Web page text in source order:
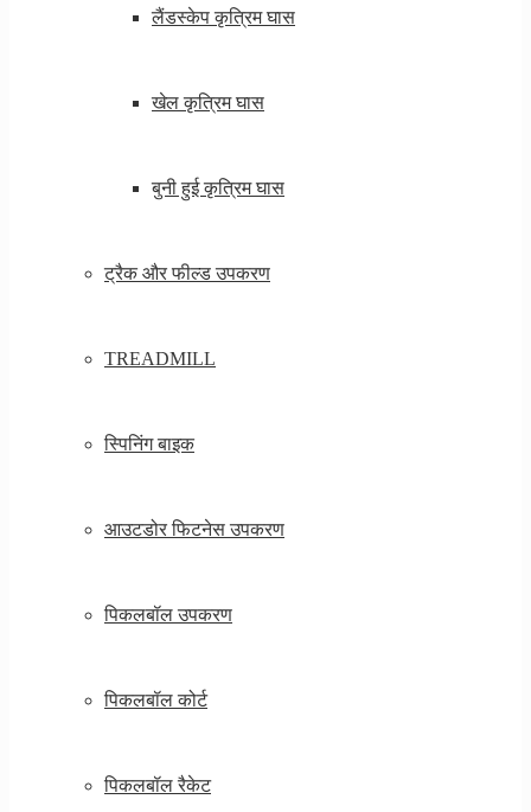
लैंडस्केप कृत्रिम घास
खेल कृत्रिम घास
बुनी हुई कृत्रिम घास
ट्रैक और फील्ड उपकरण
TREADMILL
स्पिनिंग बाइक
आउटडोर फिटनेस उपकरण
पिकलबॉल उपकरण
पिकलबॉल कोर्ट
पिकलबॉल रैकेट